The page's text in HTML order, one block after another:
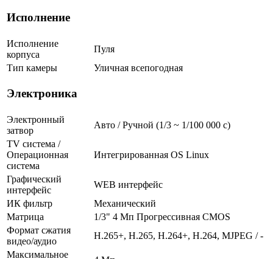
Исполнение
Исполнение
корпуса
Пуля
Тип камеры
Уличная всепогодная
Электроника
Электронный
затвор
Авто / Ручной (1/3 ~ 1/100 000 с)
TV система /
Операционная
система
Интегрированная OS Linux
Графический
интерфейс
WEB интерфейс
ИК фильтр
Механический
Матрица
1/3" 4 Мп Прогрессивная CMOS
Формат сжатия
видео/аудио
H.265+, H.265, H.264+, H.264, MJPEG / -
Максимальное